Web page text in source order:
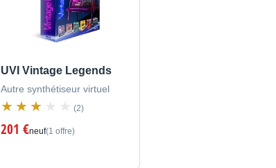
UVI Vintage Legends
Autre synthétiseur virtuel
(2)
201 €neuf(1 offre)